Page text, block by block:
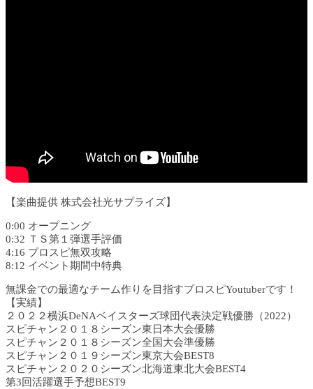
【楽曲提供 株式会社光サプライズ】
0:00 オープニング
0:32 ＴＳ第１弾選手評価
4:16 プロスピ無双攻略
8:12 イベント期間中特典
無課金での最適なチーム作りを目指すプロスピYoutuberです！
【実績】
２０２２横浜DeNAベイスターズ球団代表決定戦優勝（2022）
スピチャン２０１８シーズン東日本大会優勝
スピチャン２０１８シーズン全国大会準優勝
スピチャン２０１９シーズン東京大会BEST8
スピチャン２０２０シーズン北海道東北大会BEST4
第3回活躍選手予想BEST9